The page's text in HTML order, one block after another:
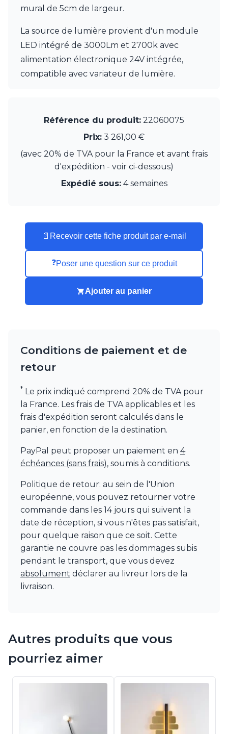
mural de 5cm de largeur.
La source de lumière provient d'un module
LED intégré de 3000Lm et 2700k avec
alimentation électronique 24V intégrée,
compatible avec variateur de lumière.
Référence du produit: 22060075
Prix: 3 261,00 €
(avec 20% de TVA pour la France et avant frais
d'expédition - voir ci-dessous)
Expédié sous:4 semaines
📄 Recevoir cette fiche produit par e-mail
❓Poser une question sur ce produit
Ajouter au panier
Conditions de paiement et de
retour
* Le prix indiqué comprend 20% de TVA pour
la France. Les frais de TVA applicables et les
frais d'expédition seront calculés dans le
panier, en fonction de la destination.
PayPal peut proposer un paiement en 4
échéances (sans frais), soumis à conditions.
Politique de retour: au sein de l'Union
européenne, vous pouvez retourner votre
commande dans les 14 jours qui suivent la
date de réception, si vous n'êtes pas satisfait,
pour quelque raison que ce soit. Cette
garantie ne couvre pas les dommages subis
pendant le transport, que vous devez
absolument déclarer au livreur lors de la
livraison.
Autres produits que vous
pourriez aimer